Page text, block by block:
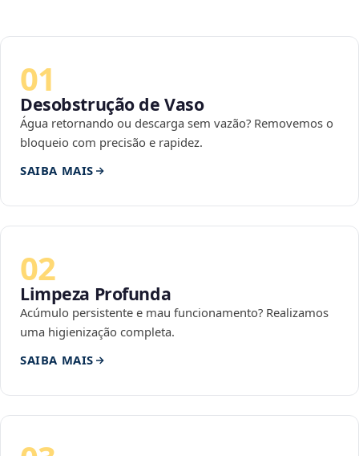
01
Desobstrução de Vaso
Água retornando ou descarga sem vazão? Removemos o
bloqueio com precisão e rapidez.
SAIBA MAIS
02
Limpeza Profunda
Acúmulo persistente e mau funcionamento? Realizamos
uma higienização completa.
SAIBA MAIS